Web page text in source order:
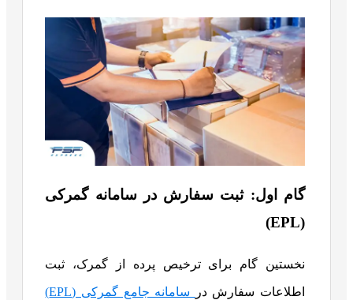
گام اول: ثبت سفارش در سامانه گمرکی
(EPL)
نخستین گام برای ترخیص پرده از گمرک، ثبت
اطلاعات سفارش در سامانه جامع گمرکی (EPL)